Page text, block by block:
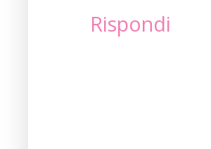
Rispondi